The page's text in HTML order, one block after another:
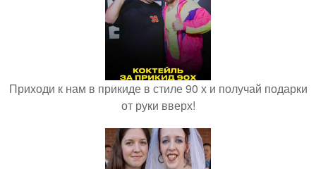
Приходи к нам в прикиде в стиле 90 х и получай подарки
от руки вверх!